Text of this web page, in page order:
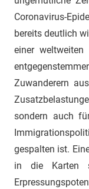
Coronavirus-
bereits deutlich
einer
Zuwanderern
sondern auch
gespalten ist.
in die Karten